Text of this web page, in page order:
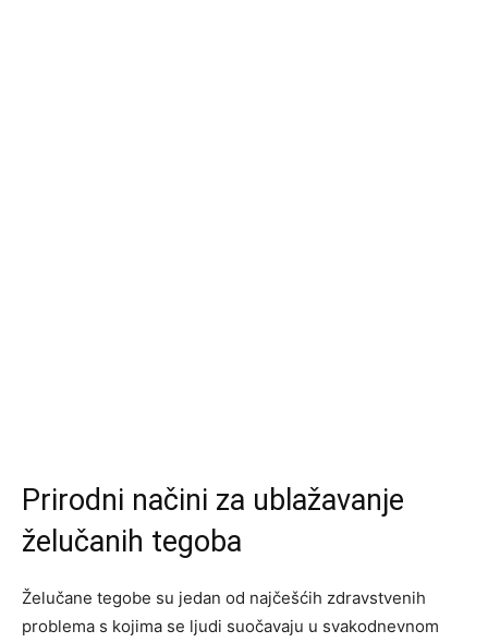
Prirodni načini za ublažavanje
želučanih tegoba
Želučane tegobe su jedan od najčešćih zdravstvenih
problema s kojima se ljudi suočavaju u svakodnevnom